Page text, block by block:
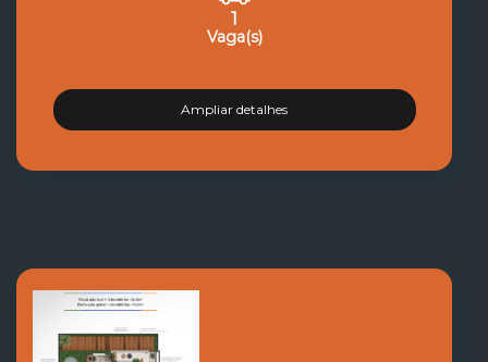
1
Vaga(s)
Ampliar detalhes